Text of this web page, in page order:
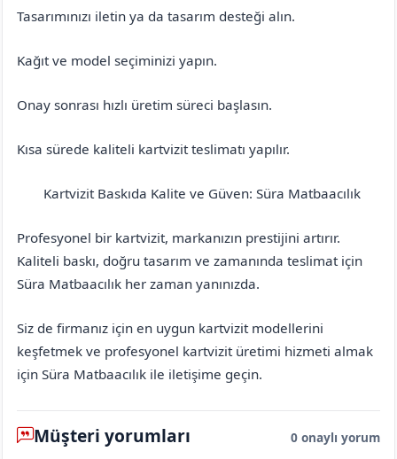
Tasarımınızı iletin ya da tasarım desteği alın.
Kağıt ve model seçiminizi yapın.
Onay sonrası hızlı üretim süreci başlasın.
Kısa sürede kaliteli kartvizit teslimatı yapılır.
Kartvizit Baskıda Kalite ve Güven: Süra Matbaacılık
Profesyonel bir kartvizit, markanızın prestijini artırır.
Kaliteli baskı, doğru tasarım ve zamanında teslimat için
Süra Matbaacılık her zaman yanınızda.
Siz de firmanız için en uygun kartvizit modellerini
keşfetmek ve profesyonel kartvizit üretimi hizmeti almak
için Süra Matbaacılık ile iletişime geçin.
Müşteri yorumları 0 onaylı yorum